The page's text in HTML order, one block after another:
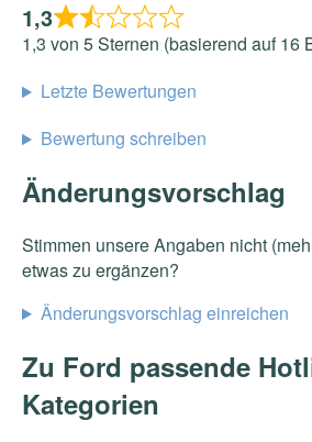
1,3
1,3 von 5 Sternen (basierend auf 16
Letzte Bewertungen
Bewertung schreiben
Änderungsvorschlag
Stimmen unsere Angaben nicht
etwas zu ergänzen?
Änderungsvorschlag einreichen
Zu Ford passende
Kategorien